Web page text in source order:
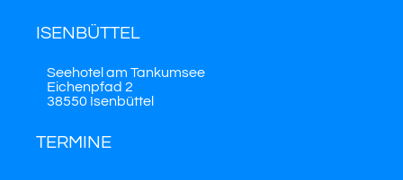
ISENBÜTTEL
Seehotel am Tankumsee
Eichenpfad 2
38550 Isenbüttel
TERMINE